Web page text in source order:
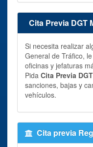
Cita Previa DGT
Si necesita realizar
General de Tráfico,
oficinas y jefaturas
Pida Cita Previa DGT
sanciones, bajas y
vehículos.
Cita previa